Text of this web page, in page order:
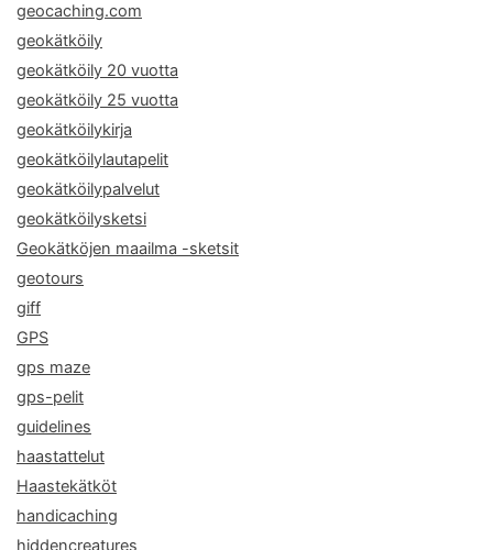
geocaching.com
geokätköily
geokätköily 20 vuotta
geokätköily 25 vuotta
geokätköilykirja
geokätköilylautapelit
geokätköilypalvelut
geokätköilysketsi
Geokätköjen maailma -sketsit
geotours
giff
GPS
gps maze
gps-pelit
guidelines
haastattelut
Haastekätköt
handicaching
hiddencreatures